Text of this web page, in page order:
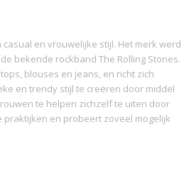
en vrouwelijke stijl. Het merk werd
bekende rockband The Rolling Stones.
blouses en jeans, en richt zich
en trendy stijl te creëren door middel
te helpen zichzelf te uiten door
praktijken en probeert zoveel mogelijk